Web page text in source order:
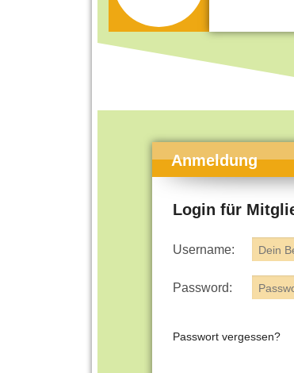
Anmeldung
Login für
Username:
Password:
Passwort vergessen?